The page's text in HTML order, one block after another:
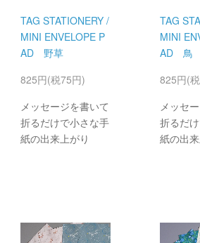
TAG STATIONERY /
MINI ENVELOPE P
AD 野草
825円(税75円)
メッセージを書いて
折るだけで小さな手
紙の出来上がり
TAG
MINI
AD 鳥
825円(
メッセ
折るだ
紙の出